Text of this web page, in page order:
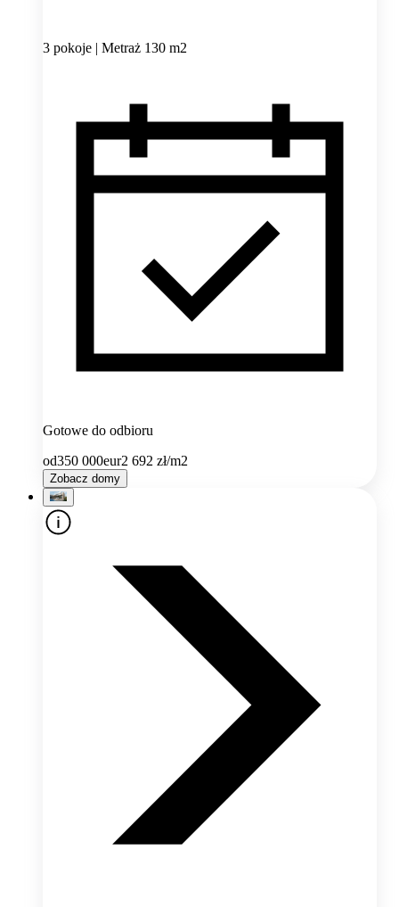
3 pokoje | Metraż 130 m2
Gotowe do odbioru
od350 000eur2 692 zł/m2
Zobacz domy